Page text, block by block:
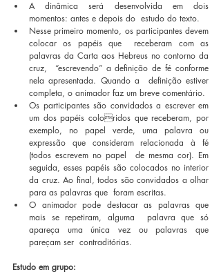
A dinâmica será desenvolvida em dois
momentos: antes e depois do  estudo do texto.
Nesse primeiro momento, os participantes devem
colocar os papéis que  receberam com as
palavras da Carta aos Hebreus no contorno da
cruz,  “escrevendo” a definição de fé conforme
nela apresentada. Quando a  definição estiver
completa, o animador faz um breve comentário.
Os participantes são convidados a escrever em
um dos papéis coloridos que receberam, por
exemplo, no papel verde, uma palavra ou
expressão que consideram relacionada à fé
(todos escrevem no papel  de mesma cor). Em
seguida, esses papéis são colocados no interior
da cruz. Ao final, todos são convidados a olhar
para as palavras que  foram escritas.
O animador pode destacar as palavras que
mais se repetiram, alguma  palavra que só
apareça uma única vez ou palavras que
pareçam ser  contraditórias.
Estudo em grupo: